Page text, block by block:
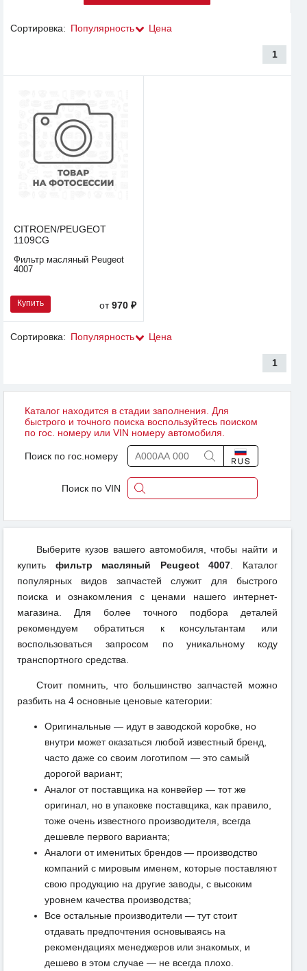
Сортировка: Популярность Цена
1
CITROEN/PEUGEOT
1109CG
Фильтр масляный Peugeot
4007
Купить от970 ₽
Сортировка: Популярность Цена
1
Каталог находится в стадии заполнения. Для
быстрого и точного поиска воспользуйтесь поиском
по гос. номеру или VIN номеру автомобиля.
Поиск по гос.номеру
Поиск по VIN
Выберите кузов вашего автомобиля, чтобы найти и
купить фильтр масляный Peugeot 4007 . Каталог
популярных видов запчастей служит для быстрого
поиска и ознакомления с ценами нашего интернет-
магазина. Для более точного подбора деталей
рекомендуем обратиться к консультантам или
воспользоваться запросом по уникальному коду
транспортного средства.
Стоит помнить, что большинство запчастей можно
разбить на 4 основные ценовые категории:
Оригинальные — идут в заводской коробке, но
внутри может оказаться любой известный бренд,
часто даже со своим логотипом — это самый
дорогой вариант;
Аналог от поставщика на конвейер — тот же
оригинал, но в упаковке поставщика, как правило,
тоже очень известного производителя, всегда
дешевле первого варианта;
Аналоги от именитых брендов — производство
компаний с мировым именем, которые поставляют
свою продукцию на другие заводы, с высоким
уровнем качества производства;
Все остальные производители — тут стоит
отдавать предпочтения основываясь на
рекомендациях менеджеров или знакомых, и
дешево в этом случае — не всегда плохо.